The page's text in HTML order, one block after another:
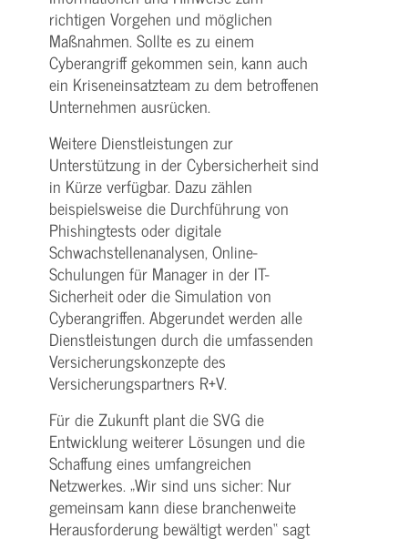
richtigen Vorgehen und möglichen
Maßnahmen. Sollte es zu einem
Cyberangriff gekommen sein, kann auch
ein Kriseneinsatzteam zu dem betroffenen
Unternehmen ausrücken.
Weitere Dienstleistungen zur
Unterstützung in der Cybersicherheit sind
in Kürze verfügbar. Dazu zählen
beispielsweise die Durchführung von
Phishingtests oder digitale
Schwachstellenanalysen, Online-
Schulungen für Manager in der IT-
Sicherheit oder die Simulation von
Cyberangriffen. Abgerundet werden alle
Dienstleistungen durch die umfassenden
Versicherungskonzepte des
Versicherungspartners R+V.
Für die Zukunft plant die SVG die
Entwicklung weiterer Lösungen und die
Schaffung eines umfangreichen
Netzwerkes. „Wir sind uns sicher: Nur
gemeinsam kann diese branchenweite
Herausforderung bewältigt werden“ sagt